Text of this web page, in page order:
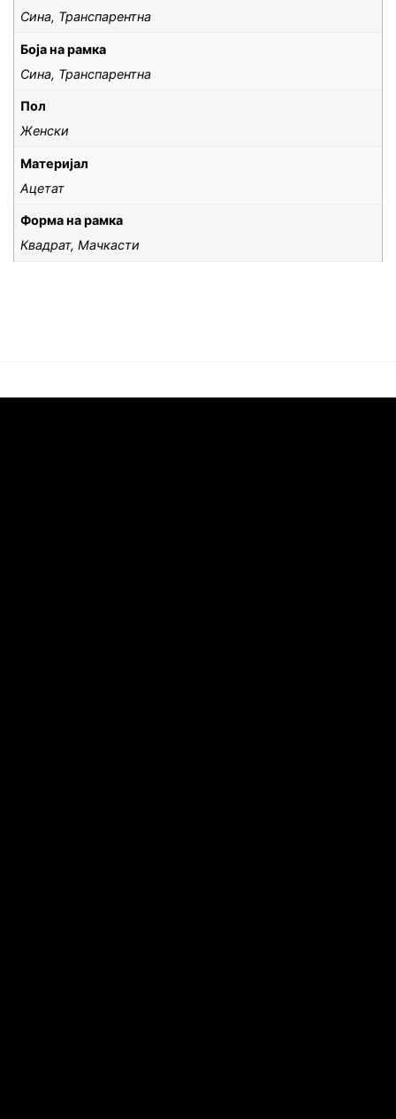
Сина, Транспарентна
Боја на рамка
Сина, Транспарентна
Пол
Женски
Материјал
Ацетат
Форма на рамка
Квадрат, Мачкасти